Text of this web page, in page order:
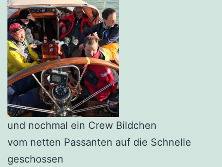
und nochmal ein Crew Bildchen
vom netten Passanten auf die Schnelle
geschossen